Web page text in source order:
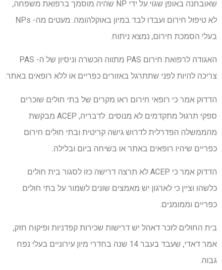
שאובחנה באופן שגוי על ידי NP שהיה מוסמך ברפואת משפחה,
לא טיפול חירום ועבדו לבד במיון באוקלהומה. מעטים מה- NPs
בעלי הסמכת חירום, נמצא ניתוח.
האגודה לרפואת חירום PAS מתווה הכשרה וניסיון של ה- PAS
צריכה להיות לפני שתתרגל באזורים כפריים או ללא רופאים באתר.
הדדוק אמר כי רופאי חירום ראו מקרים של בתי חולים שוכרים
ספקי תרגול מתקדמים לא מנוסים. לדבריה, ACEP מבקשת
מהממשלה הפדרלית לדרוש גישה קריטית ובתי חולים חירום
כפריים שיהיו רופאים באתר או בשיחה ביום ובלילה.
הדדוק אמר כי ACEP לא תרצה דרישה כזו לסגור בית חולים
כלשהו וציין כי לארגון יש מאמצים שונים לשמור על בתי חולים
כפריים וממומנים.
בית החולים לזכר דאהל יש דרישות שכירות קפדניות ופיקוח חזק,
אמר דאדי, שעבד בעבר 14 שנה בחדרי מיון עירוניים בעלי נפח
גבוה.